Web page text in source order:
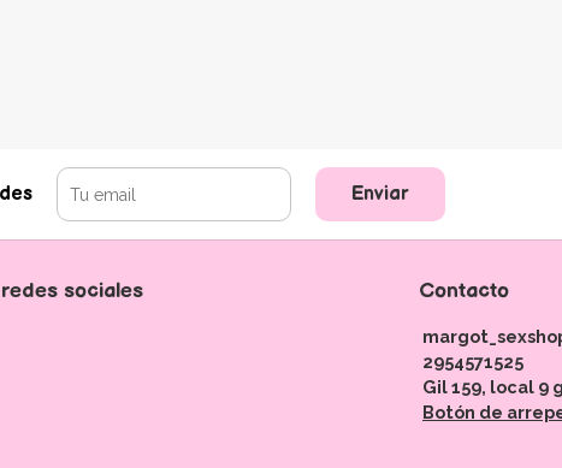
Enviar
sociales Contacto
2954571525
Gil 159, local 9
Botón de